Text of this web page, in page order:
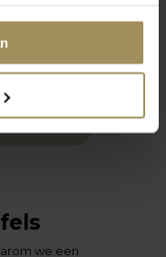
lijkt
we een